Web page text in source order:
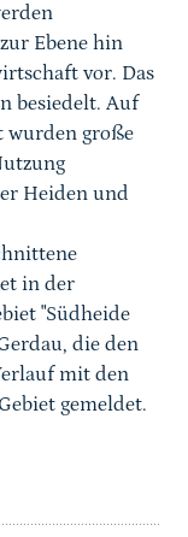
Ebene hin
vor. Das
besiedelt. Auf
wurden große
Heiden und
in der
"Südheide
die den
mit den
gemeldet.